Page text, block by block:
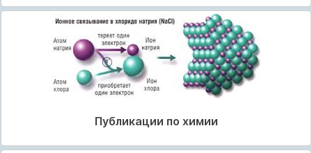
Публикации по химии